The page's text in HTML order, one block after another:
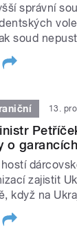
správní
soud
13.
o
hostí
zajistit
když na